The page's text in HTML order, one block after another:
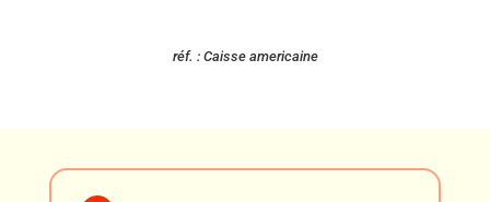
réf. : Caisse americaine